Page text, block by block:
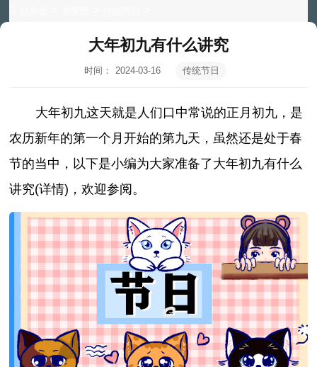
大年初九有什么讲究
时间：
2024-03-16
传统节日
大年初九这天就是人们口中常说的正月初九，是
农历新年的第一个月开始的第九天，虽然还是处于春
节的当中，以下是小编为大家准备了大年初九有什么
讲究(详情)，欢迎参阅。